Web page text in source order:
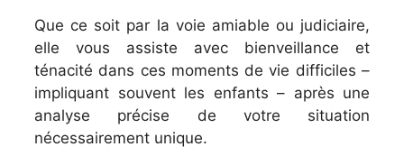
Que ce soit par la voie amiable ou judiciaire,
elle vous assiste avec bienveillance et
ténacité dans ces moments de vie difficiles –
impliquant souvent les enfants – après une
analyse précise de votre situation
nécessairement unique.